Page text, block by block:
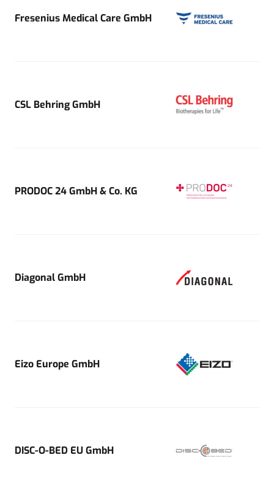
Fresenius Medical Care GmbH
CSL Behring GmbH
PRODOC 24 GmbH & Co. KG
Diagonal GmbH
Eizo Europe GmbH
DISC-O-BED EU GmbH